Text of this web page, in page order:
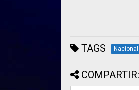
TAGS Nacional
COMPARTIR: